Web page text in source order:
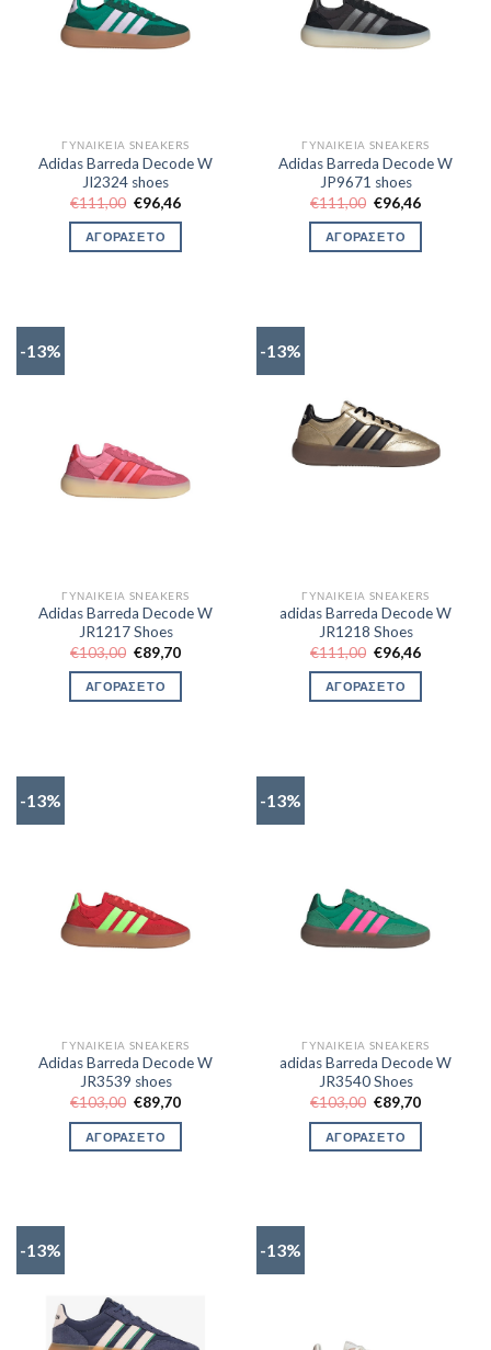
ΓΥΝΑΙΚΕΊΑ SNEAKERS
Adidas Barreda Decode W
JI2324 shoes
€111,00 Original
price
was:
€111,00.
€96,46Η
€96,46.
ΑΓΟΡΑΣΕ ΤΟ
ΓΥΝΑΙΚΕΊΑ SNEAKERS
Adidas Barreda Decode W
JP9671 shoes
€111,00 Original
price
was:
€111,00.
€96,46Η
€96,46.
ΑΓΟΡΑΣΕ ΤΟ
-13%
ΓΥΝΑΙΚΕΊΑ SNEAKERS
Adidas Barreda Decode W
JR1217 Shoes
€103,00 Original
price
was:
€103,00.
€89,70Η
ΑΓΟΡΑΣΕ ΤΟ
-13%
ΓΥΝΑΙΚΕΊΑ SNEAKERS
adidas Barreda Decode W
JR1218 Shoes
€111,00 Original
price
was:
€111,00.
€96,46Η
ΑΓΟΡΑΣΕ ΤΟ
-13%
ΓΥΝΑΙΚΕΊΑ SNEAKERS
Adidas Barreda Decode W
JR3539 shoes
€103,00 Original
price
was:
€103,00.
€89,70Η
ΑΓΟΡΑΣΕ ΤΟ
-13%
ΓΥΝΑΙΚΕΊΑ SNEAKERS
adidas Barreda Decode W
JR3540 Shoes
€103,00 Original
price
was:
€103,00.
€89,70Η
ΑΓΟΡΑΣΕ ΤΟ
-13% -13%